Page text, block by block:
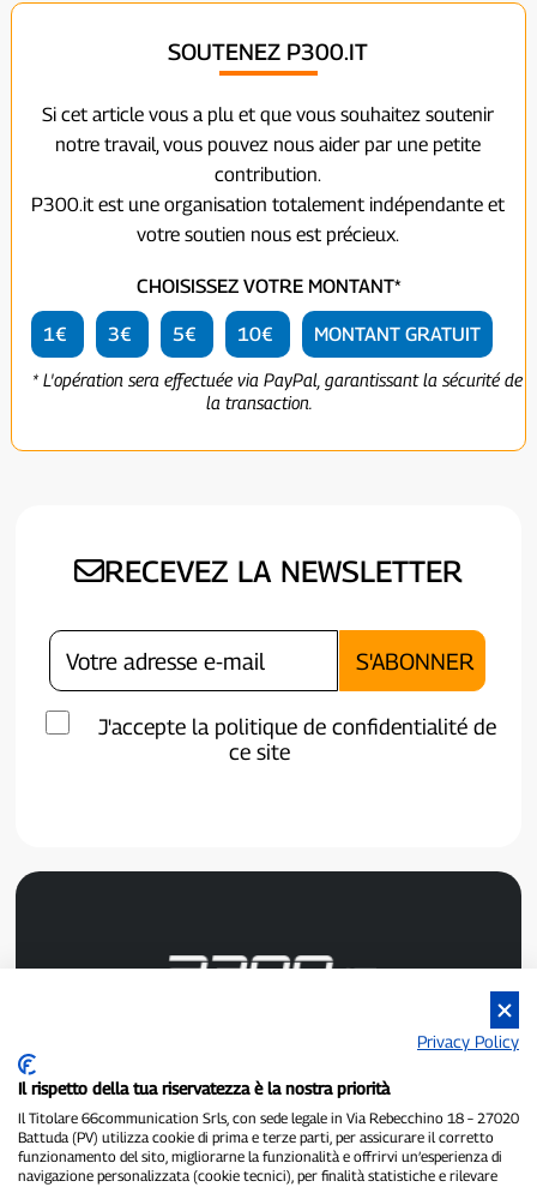
SOUTENEZ P300.IT
Si cet article vous a plu et que vous souhaitez soutenir
notre travail, vous pouvez nous aider par une petite
contribution.
P300.it est une organisation totalement indépendante et
votre soutien nous est précieux.
CHOISISSEZ VOTRE MONTANT*
1€ 3€ 5€ 10€ MONTANT GRATUIT
* L'opération sera effectuée via PayPal, garantissant la sécurité de
la transaction.
RECEVEZ LA NEWSLETTER
J'accepte la politique de confidentialité de
ce site
Pavie.
Propriétaire et éditeur :66communication Srls- Numéro de TVA :
02798890188.
Rédacteur en chef :Alessandro Secchi- Rédacteur adjoint :Federico
Privacy Policy
Il rispetto della tua riservatezza è la nostra priorità
Il Titolare 66communication Srls, con sede legale in Via Rebecchino 18 – 27020
Battuda (PV) utilizza cookie di prima e terze parti, per assicurare il corretto
funzionamento del sito, migliorarne la funzionalità e offrirvi un’esperienza di
navigazione personalizzata (cookie tecnici), per finalità statistiche e rilevare